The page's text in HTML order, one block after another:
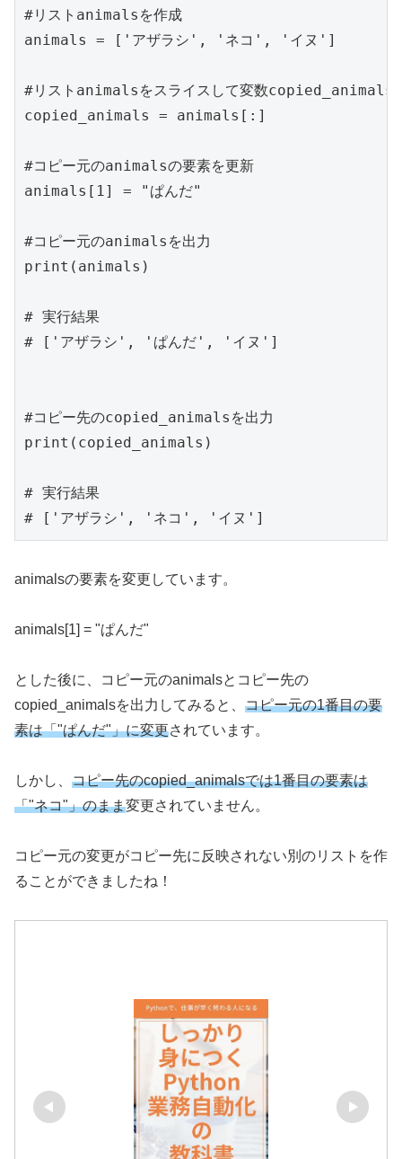
#リストanimalsを作成
animals = ['アザラシ', 'ネコ', 'イヌ']
#リストanimalsをスライスして変数copied_animals
copied_animals = animals[:]
#コピー元のanimalsの要素を更新
animals[1] = "ぱんだ"
#コピー元のanimalsを出力
print(animals)
# 実行結果
# ['アザラシ', 'ぱんだ', 'イヌ']
#コピー先のcopied_animalsを出力
print(copied_animals)
# 実行結果
# ['アザラシ', 'ネコ', 'イヌ']
animalsの要素を変更しています。
animals[1] = "ぱんだ"
とした後に、コピー元のanimalsとコピー先の
copied_animalsを出力してみると、 コピー元の1番目の要
素は「"ぱんだ"」に変更されています。
しかし、 コピー先のcopied_animalsでは1番目の要素は
「"ネコ"」のまま変更されていません。
コピー元の変更がコピー先に反映されない別のリストを作
ることができましたね！